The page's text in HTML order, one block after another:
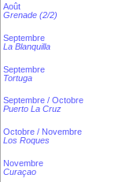
Août
Grenade (2/2)
Septembre
La Blanquilla
Septembre
Tortuga
Septembre / Octobre
Puerto La Cruz
Octobre / Novembre
Los Roques
Novembre
Curaçao